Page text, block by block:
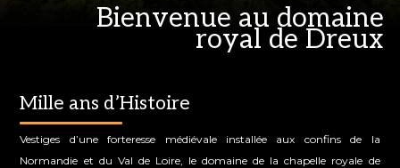
Bienvenue au domaine
royal de Dreux
Mille ans d’Histoire
Vestiges d’une forteresse médiévale installée aux confins de la
Normandie et du Val de Loire, le domaine de la chapelle royale de